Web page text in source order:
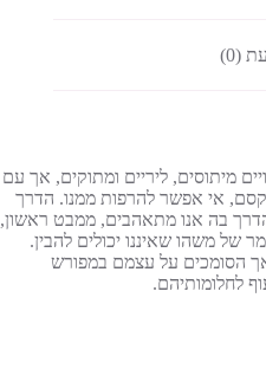
(0)
מיתוסים, ליריים ומתוקים, אך עם
אי אפשר להרפות ממנו. הדרך
בה אנו מתאהבים, ממבט ראשון,
משהו שאיננו יכולים להבין.
הסומכים על עצמם במפורש
לחלומותיהם.